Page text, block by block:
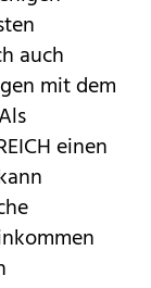
auch
mit dem
einen